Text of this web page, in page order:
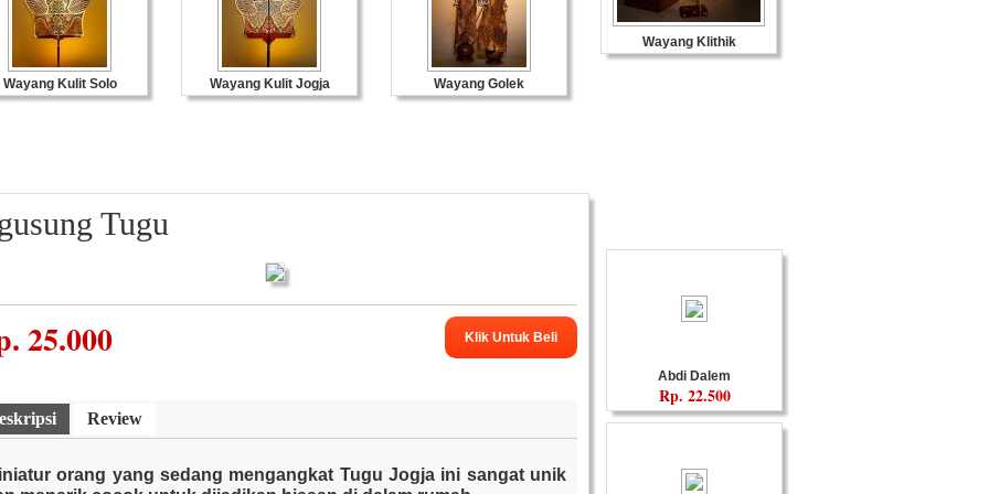
Wayang Kulit Solo Wayang Kulit Jogja Wayang Golek
Wayang Klithik
Tugu
25.000 Klik Untuk Beli
Review
orang yang sedang mengangkat Tugu Jogja ini sangat unik
Abdi Dalem
Rp. 22.500